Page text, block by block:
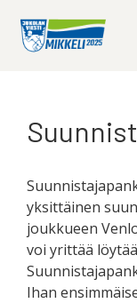
yksittäinen
joukkueen
voi yrittää
Ihan